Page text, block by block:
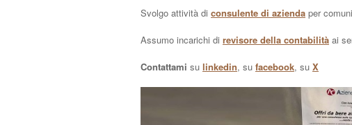
Svolgo attività di consulente di azienda per
Assumo incarichi di revisore della contabilità ai
Contattami su linkedin, su facebook, su X